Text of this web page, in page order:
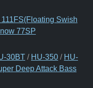
Swish
77SP
30BT / HU-350 / HU-
Deep Attack Bass